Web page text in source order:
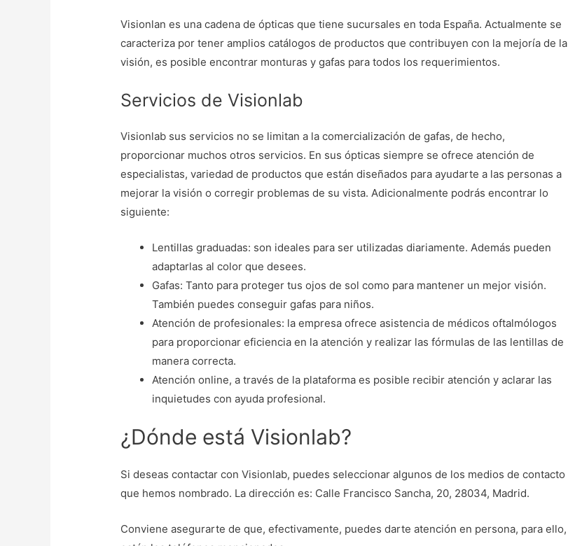
Visionlan es una cadena de ópticas que tiene sucursales en toda España. Actualmente se
caracteriza por tener amplios catálogos de productos que contribuyen con la mejoría de la
visión, es posible encontrar monturas y gafas para todos los requerimientos.
Servicios de Visionlab
Visionlab sus servicios no se limitan a la comercialización de gafas, de hecho,
proporcionar muchos otros servicios. En sus ópticas siempre se ofrece atención de
especialistas, variedad de productos que están diseñados para ayudarte a las personas a
mejorar la visión o corregir problemas de su vista. Adicionalmente podrás encontrar lo
siguiente:
Lentillas graduadas: son ideales para ser utilizadas diariamente. Además pueden
adaptarlas al color que desees.
Gafas: Tanto para proteger tus ojos de sol como para mantener un mejor visión.
También puedes conseguir gafas para niños.
Atención de profesionales: la empresa ofrece asistencia de médicos oftalmólogos
para proporcionar eficiencia en la atención y realizar las fórmulas de las lentillas de
manera correcta.
Atención online, a través de la plataforma es posible recibir atención y aclarar las
inquietudes con ayuda profesional.
¿Dónde está Visionlab?
Si deseas contactar con Visionlab, puedes seleccionar algunos de los medios de contacto
que hemos nombrado. La dirección es: Calle Francisco Sancha, 20, 28034, Madrid.
Conviene asegurarte de que, efectivamente, puedes darte atención en persona, para ello,